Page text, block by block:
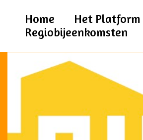
Home Het Platform
Regiobijeenkomsten